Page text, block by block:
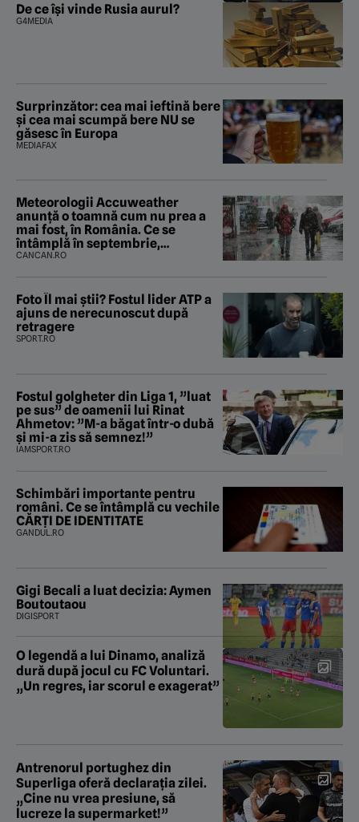
De ce își vinde Rusia aurul?
G4MEDIA
Surprinzător: cea mai ieftină bere
și cea mai scumpă bere NU se
găsesc în Europa
MEDIAFAX
Meteorologii Accuweather
anunță o toamnă cum nu prea a
mai fost, în România. Ce se
întâmplă în septembrie,
octombrie și noiembrie 2026, în
CANCAN.RO
Foto Îl mai știi? Fostul lider ATP a
ajuns de nerecunoscut după
retragere
SPORT.RO
Fostul golgheter din Liga 1, ”luat
pe sus” de oamenii lui Rinat
Ahmetov: ”M-a băgat într-o dubă
și mi-a zis să semnez!”
IAMSPORT.RO
Schimbări importante pentru
români. Ce se întâmplă cu vechile
CĂRȚI DE IDENTITATE
GANDUL.RO
Gigi Becali a luat decizia: Aymen
Boutoutaou
DIGISPORT
O legendă a lui Dinamo, analiză
dură după jocul cu FC Voluntari.
„Un regres, iar scorul e exagerat”
Antrenorul portughez din
Superliga oferă declarația zilei.
„Cine nu vrea presiune, să
lucreze la supermarket!”